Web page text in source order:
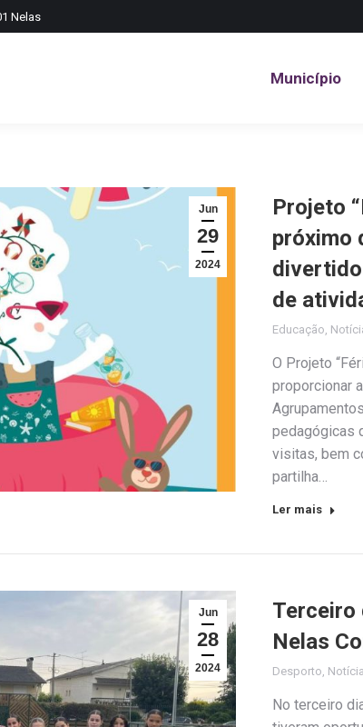
Nelas
Município
Jun
29
2024
Projeto
próximo
de
Educação,
O Projeto
proporcionar
pedagógicas
visitas, bem
partilha…
Ler mais
Jun
28
2024
Terceiro
Nelas
Desporto,
No terceiro
Município